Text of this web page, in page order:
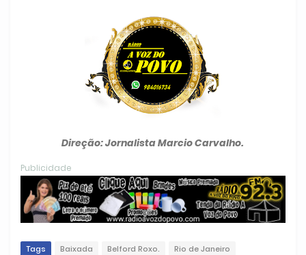
Direção: Jornalista Marcio Carvalho.
Publicidade
Tags Baixada Belford Roxo. Rio de Janeiro